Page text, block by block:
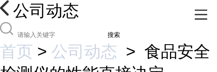
公司动态
搜索
首页 > 公司动态 > 食品安全